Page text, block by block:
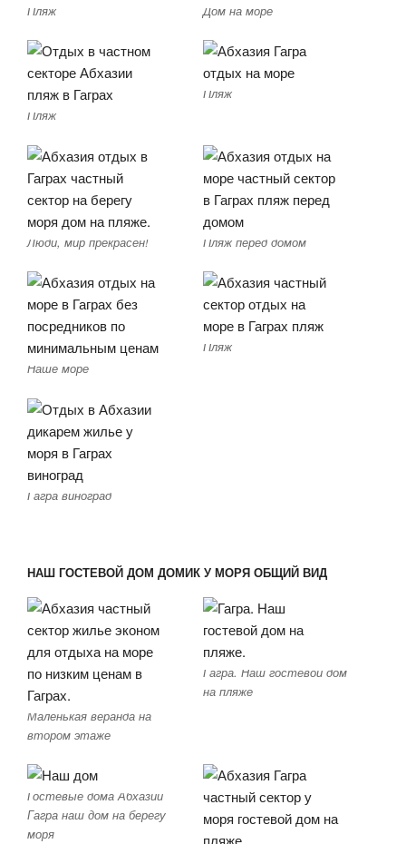
Пляж Дом на море
Пляж
Пляж
Люди, мир прекрасен! Пляж перед домом
Наше море
Пляж
Гагра виноград
НАШ ГОСТЕВОЙ ДОМ ДОМИК У МОРЯ ОБЩИЙ ВИД
Маленькая веранда на
втором этаже
Гагра. Наш гостевой дом
на пляже
Гостевые дома Абхазии
Гагра наш дом на берегу
моря